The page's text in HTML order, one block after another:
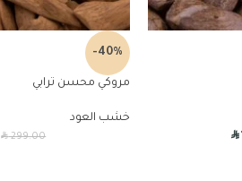
R
-40%
مروكي محسن ترابي
خشب العود
R299.00